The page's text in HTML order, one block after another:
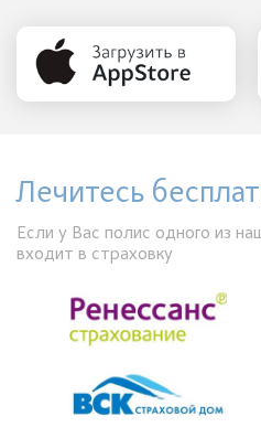
Лечитесь
Если у Вас полис одного из
входит в страховку